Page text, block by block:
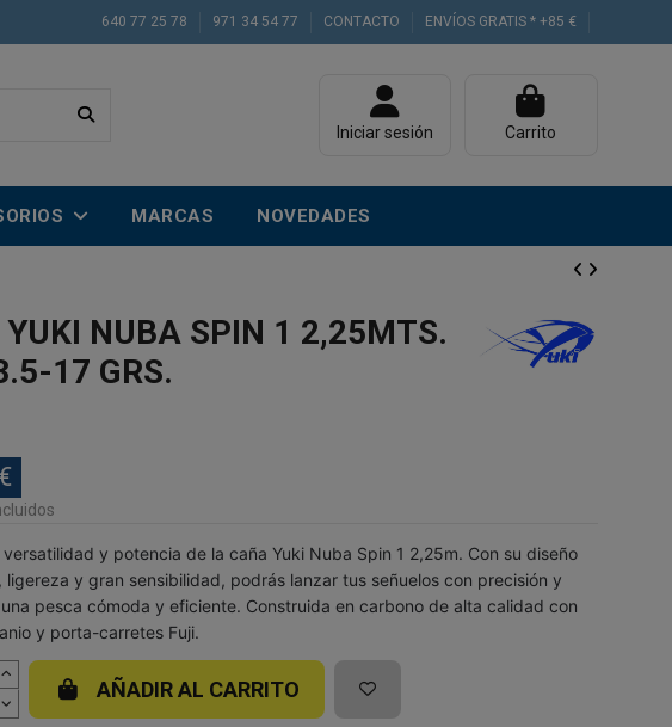
640 77 25 78 971 34 54 77 CONTACTO ENVÍOS GRATIS * +85 €
Iniciar sesión Carrito
MARCAS NOVEDADES
NUBA SPIN 1 2,25MTS.
17 GRS.
y potencia de la caña Yuki Nuba Spin 1 2,25m. Con su diseño
ligereza y gran sensibilidad, podrás lanzar tus señuelos con precisión y
pesca cómoda y eficiente. Construida en carbono de alta calidad con
y porta-carretes Fuji.
AÑADIR AL CARRITO